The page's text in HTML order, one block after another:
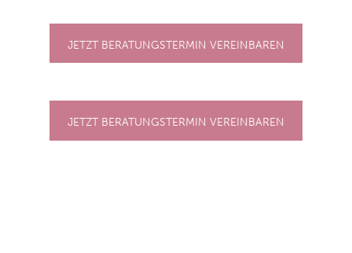
JETZT BERATUNGSTERMIN VEREINBAREN
JETZT BERATUNGSTERMIN VEREINBAREN